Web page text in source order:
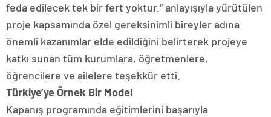
feda edilecek tek bir fert yoktur.” anlayışıyla yürütülen
proje kapsamında özel gereksinimli bireyler adına
önemli kazanımlar elde edildiğini belirterek projeye
katkı sunan tüm kurumlara, öğretmenlere,
öğrencilere ve ailelere teşekkür etti.
Türkiye’ye Örnek Bir Model
Kapanış programında eğitimlerini başarıyla